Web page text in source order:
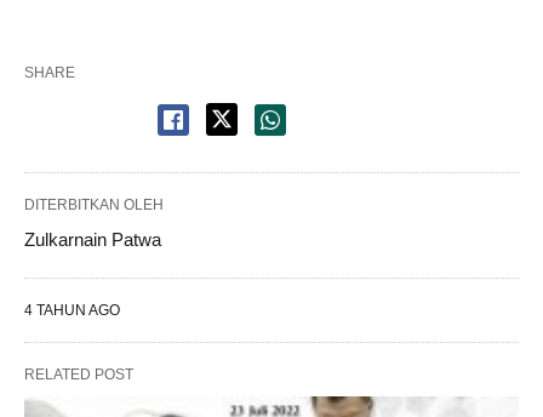
SHARE
DITERBITKAN OLEH
Zulkarnain Patwa
4 TAHUN AGO
RELATED POST